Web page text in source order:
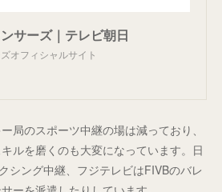
サーズ｜テレビ朝日
オフィシャルサイト
局のスポーツ中継の場は減っており、
ルを磨くのも大変になっています。日
シング中継、フジテレビはFIVBのバレ